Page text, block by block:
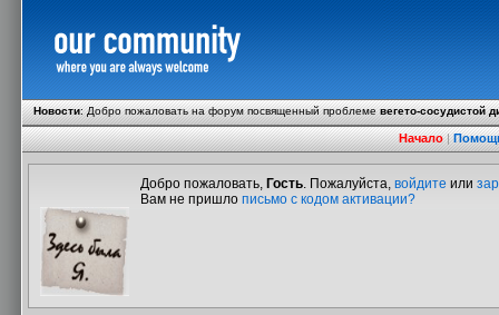
Новости:Добро пожаловать на форум посвященный проблемевегето-сосудистой
Начало|
Добро пожаловать, Гость. Пожалуйста, войдите или
Вам не пришло письмо с кодом активации?